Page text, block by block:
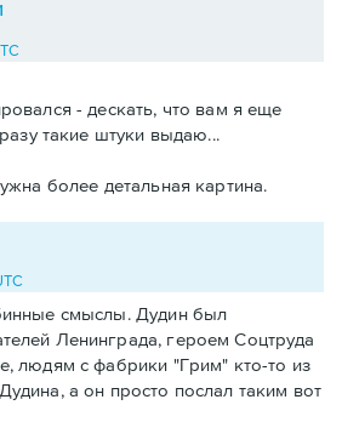
- дескать, что вам я еще
такие штуки выдаю...
более детальная картина.
смыслы. Дудин был
Ленинграда, героем Соцтруда
людям с фабрики "Грим" кто-то из
а он просто послал таким вот